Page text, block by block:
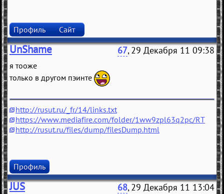
Профиль Сайт
UnShame 67, 29 Декабря 11 09:38
я тооже
только в другом пэинте
http://rusut.ru/_fr/14/links.txt
https://www.mediafire.com/folder/1ww9zpl63q2pc/RT
http://rusut.ru/files/dump/filesDump.html
Профиль
JUS 68, 29 Декабря 11 13:04